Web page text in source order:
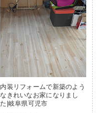
内装リフォームで新築のよう
なきれいなお家になりまし
た|岐阜県可児市